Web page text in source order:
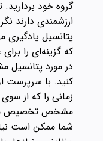
گروه خود بردارید.
ارزشمندی دارند
پتانسیل یادگیری
که گزینه‌ای را
در مورد پتانسیل
کنید. با سرپرست
زمانی را که از
مشخص تخصیص
شما ممکن است